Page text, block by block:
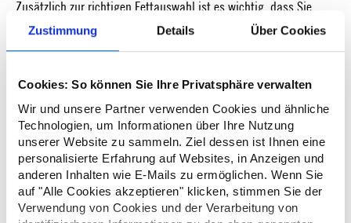
Zustimmung Details Über Cookies
Cookies: So können Sie Ihre Privatsphäre verwalten
Wir und unsere Partner verwenden Cookies und ähnliche
Technologien, um Informationen über Ihre Nutzung
unserer Website zu sammeln. Ziel dessen ist Ihnen eine
personalisierte Erfahrung auf Websites, in Anzeigen und
anderen Inhalten wie E-Mails zu ermöglichen. Wenn Sie
auf "Alle Cookies akzeptieren" klicken, stimmen Sie der
Verwendung von Cookies und der Verarbeitung von
Zusätzlich zur richtigen Fettauswahl ist es wichtig, dass Sie
ballaststoffreiche Speisen in Ihrer Ernährung einplanen.
Ballaststoffe tragen vermutlich auch dazu bei, das LDL-
langsamer aufzunehmen und halten länger satt. Zu den
ballaststoffreichen Lebensmitteln gehören unter anderem: 19
Nüsse undSamen
ObstundGemüse
Hülsenfrüchte
Vollkornprodukte